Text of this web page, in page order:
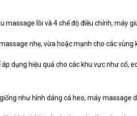
massage lồi và 4 chế độ điều chỉnh, máy
nhẹ, vừa hoặc mạnh cho các
áp dụng hiệu quả cho các khu vực như cổ,
như hình dáng cá heo, máy massage